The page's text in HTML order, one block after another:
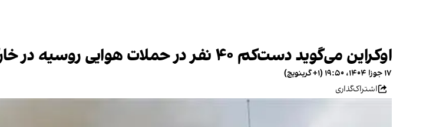
اوکراین می‌گوید دست‌کم ۴۰ نفر در حملات هوایی روسیه در خارکیف زخمی شدند
۱۷ جوزا ۱۴۰۴، ۱۹:۵۰ (‎+۱ گرینویچ)
اشتراک‌گذاری